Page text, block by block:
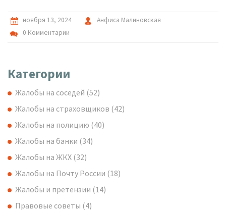
более гармоничные отношения по соседству.
ноября 13, 2024
Анфиса Малиновская
0 Комментарии
Категории
Жалобы на соседей (52)
Жалобы на страховщиков (42)
Жалобы на полицию (40)
Жалобы на банки (34)
Жалобы на ЖКХ (32)
Жалобы на Почту России (18)
Жалобы и претензии (14)
Правовые советы (4)